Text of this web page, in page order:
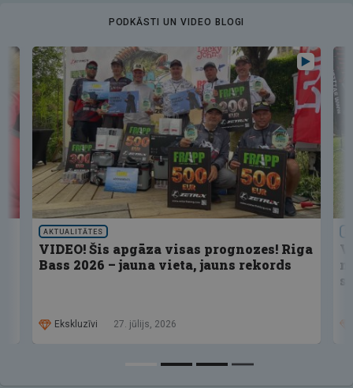
PODKĀSTI UN VIDEO BLOGI
AKTUALITĀTES
VIDEO! Šis apgāza visas prognozes! Riga
Bass 2026 – jauna vieta, jauns rekords
Ekskluzīvi 27. jūlijs, 2026